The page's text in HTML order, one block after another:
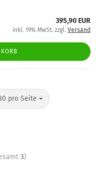
395,90 EUR
inkl. 19% MwSt. zzgl. Versand
pro Seite
3)